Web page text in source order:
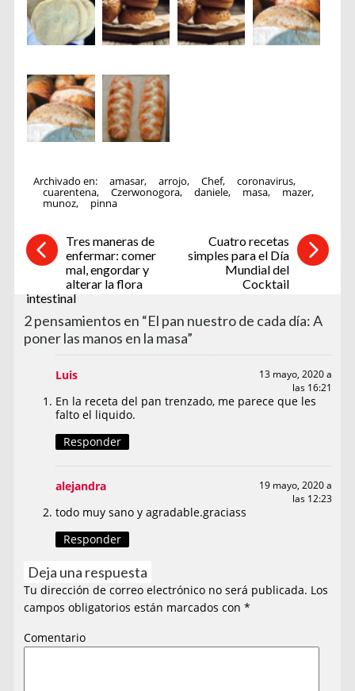
Archivado en: amasar, arrojo, Chef, coronavirus,
cuarentena, Czerwonogora, daniele, masa, mazer,
munoz, pinna
Tres maneras de
enfermar: comer
mal, engordar y
alterar la flora
intestinal
Cuatro recetas
simples para el Día
Mundial del
Cocktail
2 pensamientos en “El pan nuestro de cada día: A
poner las manos en la masa”
Luis
13 mayo, 2020 a
las 16:21
En la receta del pan trenzado, me parece que les
falto el liquido.
Responder
alejandra
19 mayo, 2020 a
las 12:23
todo muy sano y agradable.graciass
Responder
Deja una respuesta
Tu dirección de correo electrónico no será publicada. Los
campos obligatorios están marcados con*
Comentario